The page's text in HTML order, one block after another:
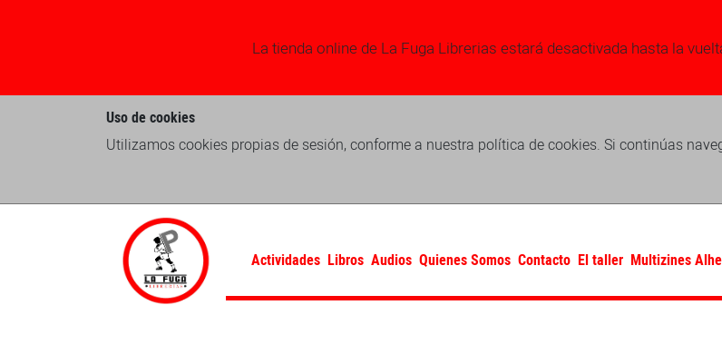
La tienda online de La Fuga Librerias estará desactivada hasta la
Uso de cookies
Utilizamos cookies propias de sesión, conforme a nuestra política de cookies. Si continúas
Actividades Libros Audios Quienes Somos Contacto El taller Multizines